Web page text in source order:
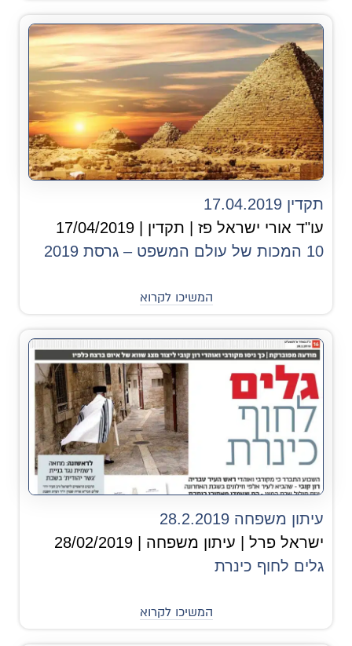
תקדין 17.04.2019
עו"ד אורי ישראל פז | תקדין | 17/04/2019
10 המכות של עולם המשפט – גרסת 2019
המשיכו לקרוא
עיתון משפחה 28.2.2019
ישראל פרל | עיתון משפחה | 28/02/2019
גלים לחוף כינרת
המשיכו לקרוא